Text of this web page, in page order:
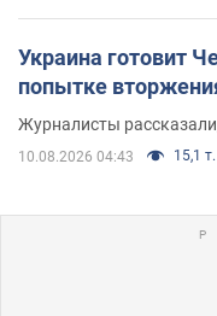
Украина готовит
попытке
Журналисты
10.08.2026 04:43 15,1 т.